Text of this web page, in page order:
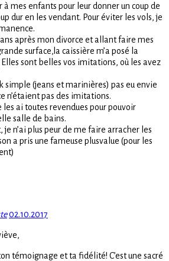
à mes enfants pour leur donner un coup de
dur en les vendant. Pour éviter les vols, je
ans après mon divorce et allant faire mes
surface,la caissière m’a posé la
sont belles vos imitations, où les avez
simple (jeans et marinières) pas eu envie
n’étaient pas des imitations.
les ai toutes revendues pour pouvoir
salle de bains.
n’ai plus peur de me faire arracher les
a pris une fameuse plusvalue (pour les
02.10.2017
témoignage et ta fidélité! C’est une sacré